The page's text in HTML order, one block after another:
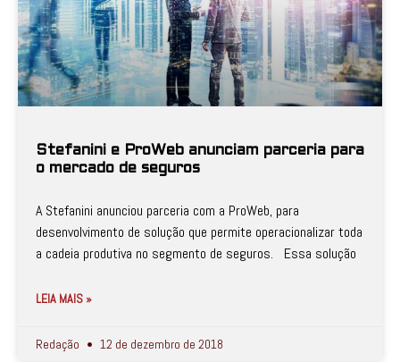
Stefanini e ProWeb anunciam parceria para
o mercado de seguros
A Stefanini anunciou parceria com a ProWeb, para
desenvolvimento de solução que permite operacionalizar toda
a cadeia produtiva no segmento de seguros. Essa solução
LEIA MAIS »
Redação 12 de dezembro de 2018